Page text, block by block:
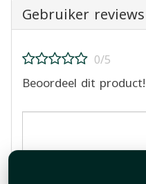
Gebruiker reviews
0/5
Beoordeel dit product!